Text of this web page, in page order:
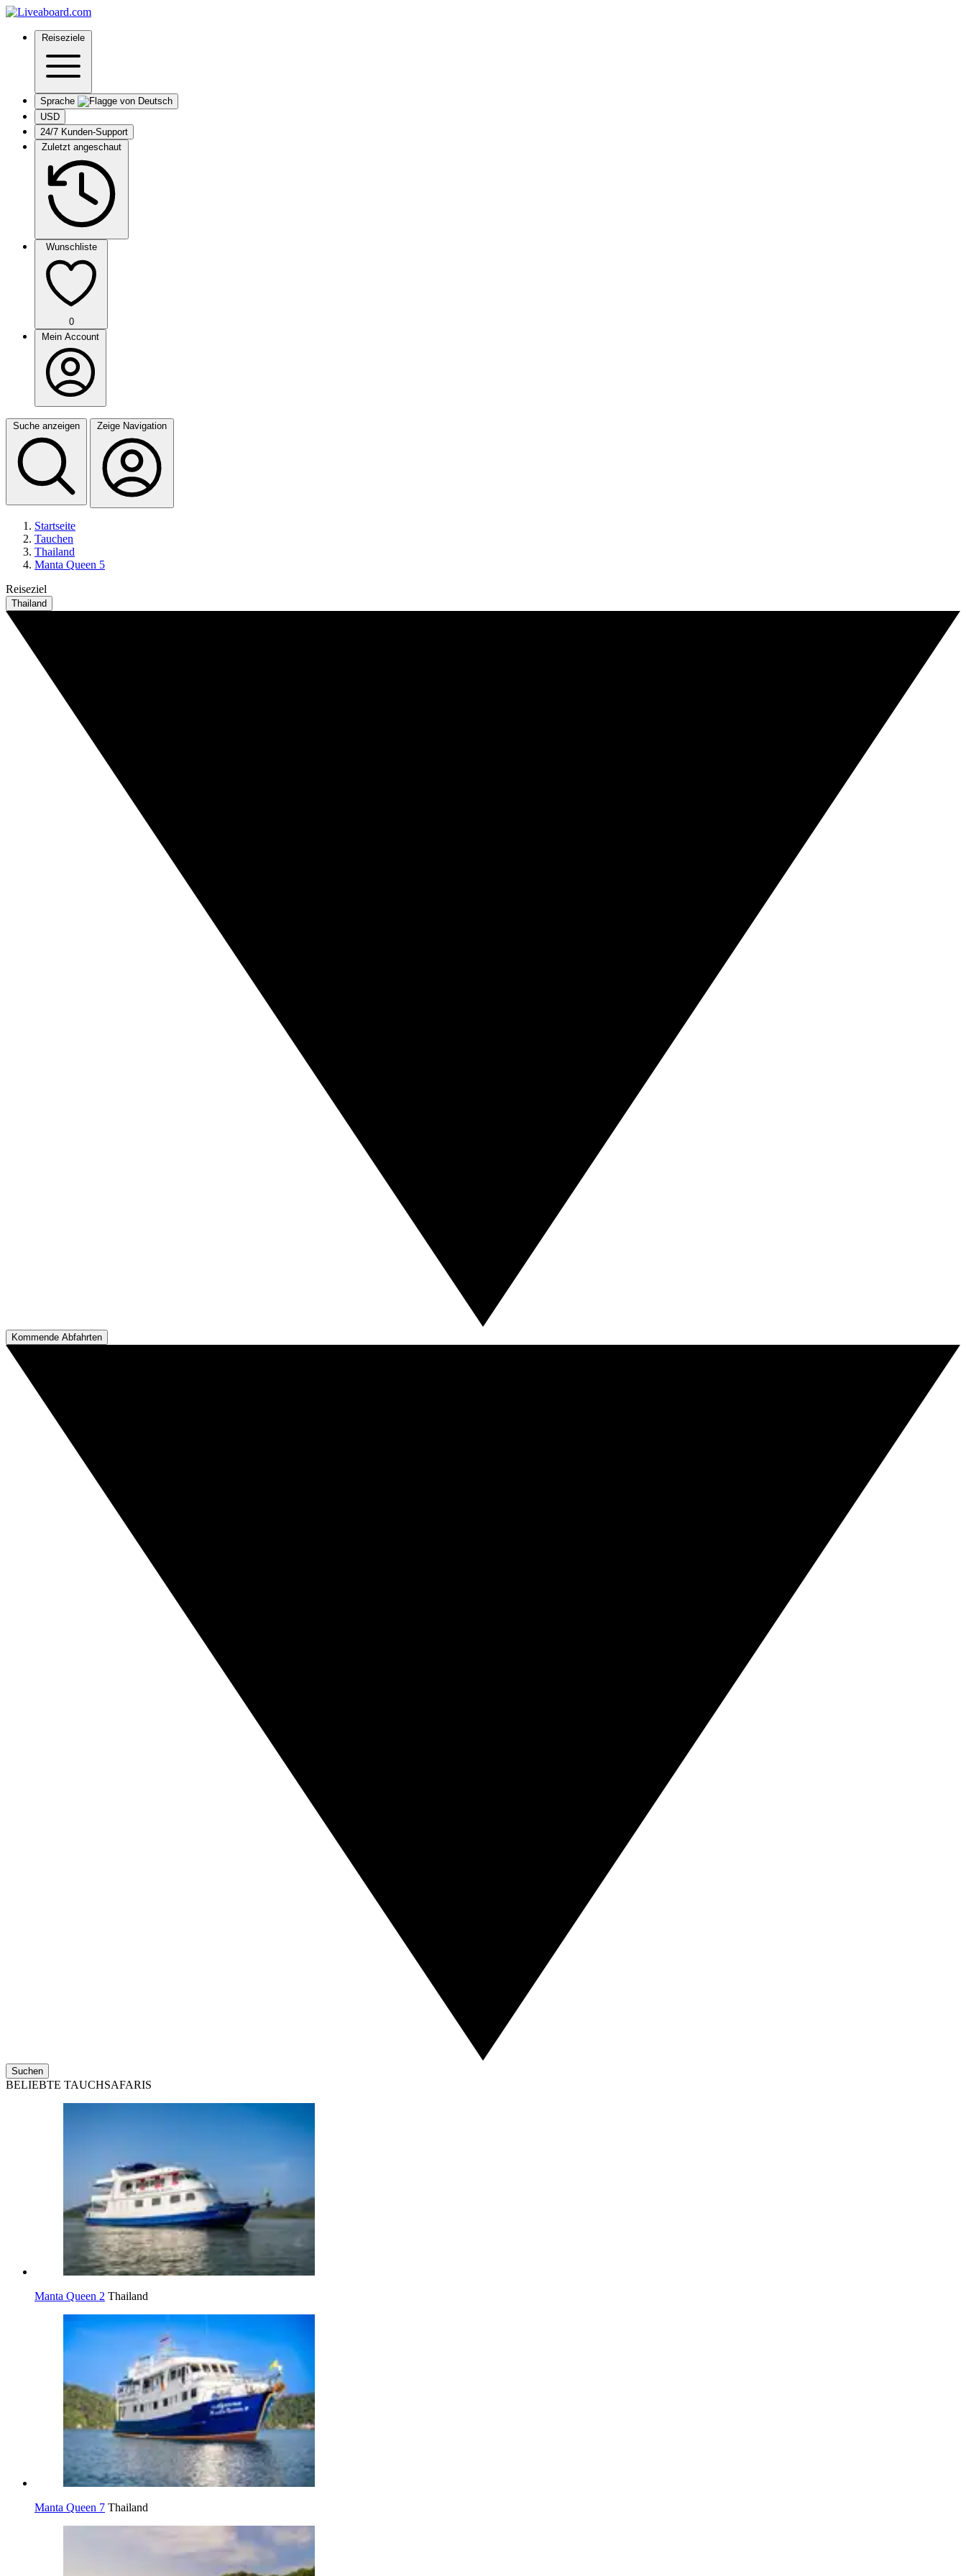
Reiseziele
Sprache
USD
24/7 Kunden-Support
Zuletzt angeschaut
Wunschliste
0
Mein Account
Suche anzeigen Zeige Navigation
Startseite
Tauchen
Thailand
Manta Queen 5
Reiseziel
Thailand
Kommende Abfahrten
Suchen
BELIEBTE TAUCHSAFARIS
Manta Queen 2 Thailand
Manta Queen 7 Thailand